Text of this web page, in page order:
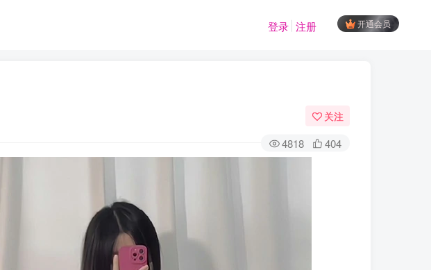
开通会员
登录 注册
关注
4818 404